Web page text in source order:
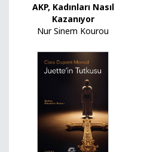
AKP, Kadınları Nasıl
Kazanıyor
Nur Sinem Kourou